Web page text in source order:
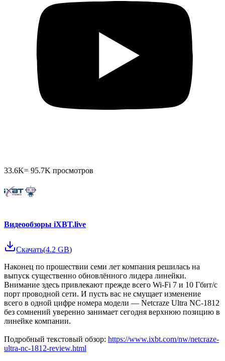
33.6K= 95.7K просмотров
Видеообзоры iXBT.live
Скачать(4.2 GB)
Наконец по прошествии семи лет компания решилась на
выпуск существенно обновлённого лидера линейки.
Внимание здесь привлекают прежде всего Wi-Fi 7 и 10 Гбит/с
порт проводной сети. И пусть вас не смущает изменение
всего в одной цифре номера модели — Netcraze Ultra NC-1812
без сомнений уверенно занимает сегодня верхнюю позицию в
линейке компании.
Подробный текстовый обзор: https://www.ixbt.com/nw/netcraze-
ultra-nc-1812-review.html